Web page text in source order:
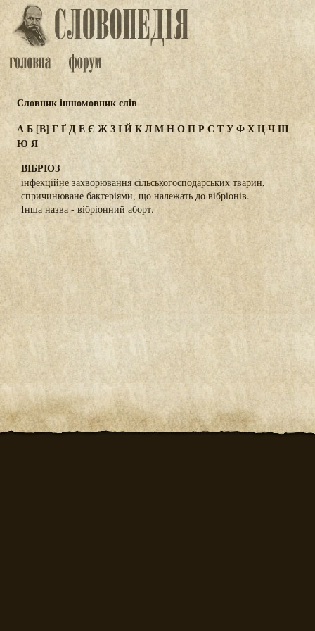
Словник іншомовник слів
АБ [В] ГҐДЕЄ ЖЗІЙКЛМНОПР С ТУФХЦЧШ
Ю Я
ВІБРІОЗ
інфекційне захворювання сільськогосподарських тварин,
спричинюване бактеріями, що належать до вібріонів.
Інша назва - вібріонний аборт.